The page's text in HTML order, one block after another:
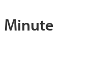
Minute